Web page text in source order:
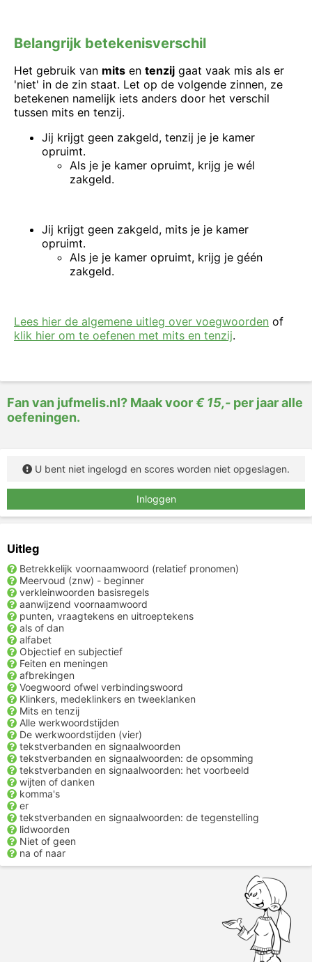
Belangrijk betekenisverschil
Het gebruik van mits en tenzij gaat vaak mis als er
'niet' in de zin staat. Let op de volgende zinnen, ze
betekenen namelijk iets anders door het verschil
tussen mits en tenzij.
Jij krijgt geen zakgeld, tenzij je je kamer
opruimt.
Als je je kamer opruimt, krijg je wél
zakgeld.
Jij krijgt geen zakgeld, mits je je kamer
opruimt.
Als je je kamer opruimt, krijg je géén
zakgeld.
Lees hier de algemene uitleg over voegwoorden of
klik hier om te oefenen met mits en tenzij.
Fan van jufmelis.nl? Maak voor€ 15,- per jaar alle
oefeningen.
U bent niet ingelogd en scores worden niet opgeslagen.
Inloggen
Uitleg
Betrekkelijk voornaamwoord (relatief pronomen)
Meervoud (znw) - beginner
verkleinwoorden basisregels
aanwijzend voornaamwoord
punten, vraagtekens en uitroeptekens
als of dan
alfabet
Objectief en subjectief
Feiten en meningen
afbrekingen
Voegwoord ofwel verbindingswoord
Klinkers, medeklinkers en tweeklanken
Mits en tenzij
Alle werkwoordstijden
De werkwoordstijden (vier)
tekstverbanden en signaalwoorden
tekstverbanden en signaalwoorden: de opsomming
tekstverbanden en signaalwoorden: het voorbeeld
wijten of danken
komma's
er
tekstverbanden en signaalwoorden: de tegenstelling
lidwoorden
Niet of geen
na of naar